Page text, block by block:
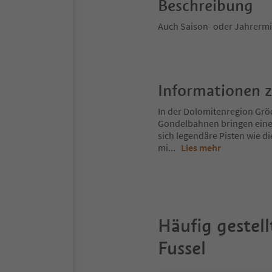
Beschreibung
Auch Saison- oder
Informationen
In der Dolomitenregion
Gondelbahnen bringen
sich legendäre Pisten wie
mi... Lies mehr
Häufig
Fussel